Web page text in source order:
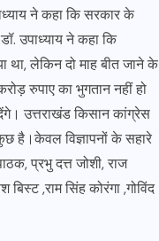
ने कहा कि सरकार के
उपाध्याय ने कहा कि
था, लेकिन दो माह बीत जाने के
रुपाए का भुगतान नहीं हो
उत्तराखंड किसान कांग्रेस
है।केवल विज्ञापनों के सहारे
प्रभु दत्त जोशी, राज
बिस्ट ,राम सिंह कोरंगा ,गोविंद